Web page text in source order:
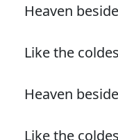
Heaven
Like the
Heaven
Like the